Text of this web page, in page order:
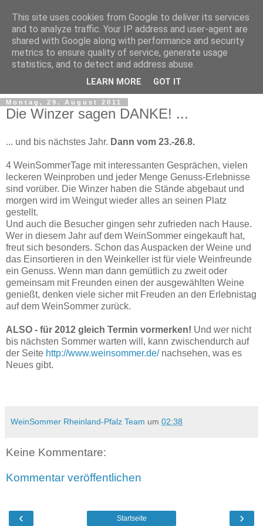
Montag, 29. August 2011
Die Winzer sagen DANKE! ...
... und bis nächstes Jahr. Dann vom 23.-26.8.
4 WeinSommerTage mit interessanten Gesprächen, vielen
leckeren Weinproben und jeder Menge Genuss-Erlebnisse
sind vorüber. Die Winzer haben die Stände abgebaut und
morgen wird im Weingut wieder alles an seinen Platz
gestellt.
Und auch die Besucher gingen sehr zufrieden nach Hause.
Wer in diesem Jahr auf dem WeinSommer eingekauft hat,
freut sich besonders. Schon das Auspacken der Weine und
das Einsortieren in den Weinkeller ist für viele Weinfreunde
ein Genuss. Wenn man dann gemütlich zu zweit oder
gemeinsam mit Freunden einen der ausgewählten Weine
genießt, denken viele sicher mit Freuden an den Erlebnistag
auf dem WeinSommer zurück.
ALSO - für 2012 gleich Termin vormerken! Und wer nicht
bis nächsten Sommer warten will, kann zwischendurch auf
der Seite http://www.weinsommer.de/nachsehen, was es
Neues gibt.
WeinSommer Rheinland-Pfalz Team um 02:38
Keine Kommentare:
Kommentar veröffentlichen
‹ ›
Startseite
This site uses cookies from Google to deliver its services
and to analyze traffic. Your IP address and user-agent are
shared with Google along with performance and security
metrics to ensure quality of service, generate usage
statistics, and to detect and address abuse.
LEARN MORE GOT IT